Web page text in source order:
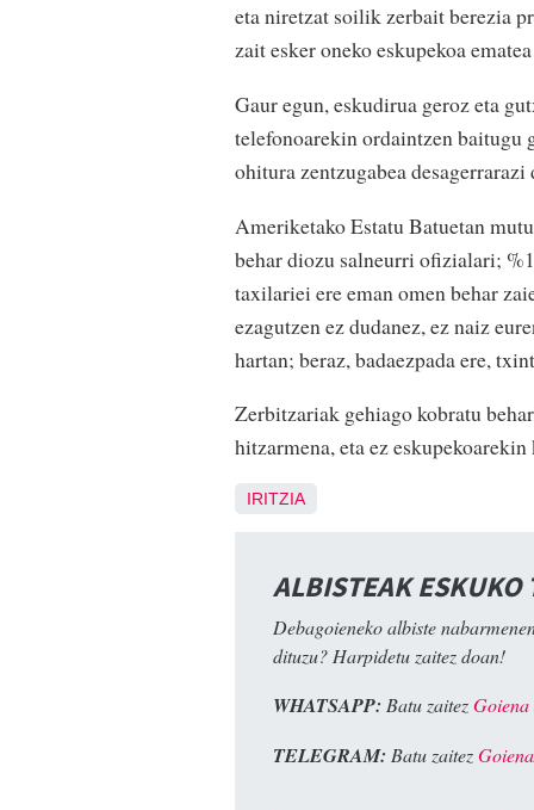
eta niretzat soilik zerbait berezia
zait esker oneko eskupekoa
Gaur egun, eskudirua geroz eta
telefonoarekin ordaintzen baitugu
ohitura zentzugabea
Ameriketako Estatu Batuetan
behar diozu salneurri ofizialari;
taxilariei ere eman omen behar
ezagutzen ez dudanez, ez naiz
hartan; beraz, badaezpada ere,
Zerbitzariak gehiago kobratu
hitzarmena, eta ez eskupekoarekin
IRITZIA
ALBISTEAK ESKUKO
Debagoieneko albiste
dituzu? Harpidetu zaitez doan!
WHATSAPP: Batu zaitezGoiena
TELEGRAM: Batu zaitez